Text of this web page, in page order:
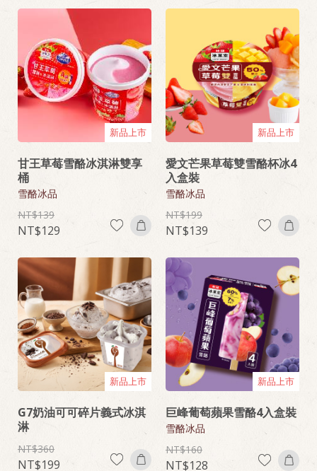
新品上市
甘王草莓雪酪冰淇淋雙享
桶
雪酪冰品
139
129
新品上市
愛文芒果草莓雙雪酪杯冰4
入盒裝
雪酪冰品
199
139
新品上市
G7奶油可可碎片義式冰淇
淋
360
199
新品上市
巨峰葡萄蘋果雪酪4入盒裝
雪酪冰品
160
128